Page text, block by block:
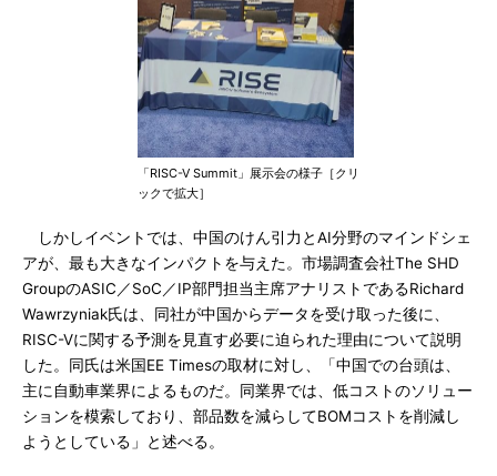
「RISC-V Summit」展示会の様子［クリ
ックで拡大］
しかしイベントでは、中国のけん引力とAI分野のマインドシェ
アが、最も大きなインパクトを与えた。市場調査会社The SHD
GroupのASIC／SoC／IP部門担当主席アナリストであるRichard
Wawrzyniak氏は、同社が中国からデータを受け取った後に、
RISC-Vに関する予測を見直す必要に迫られた理由について説明
した。同氏は米国EE Timesの取材に対し、「中国での台頭は、
主に自動車業界によるものだ。同業界では、低コストのソリュー
ションを模索しており、部品数を減らしてBOMコストを削減し
ようとしている」と述べる。